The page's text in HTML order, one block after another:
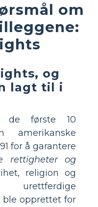
om
og
lagt til i
første 10
amerikanske
for å garantere
rettigheter og
religion og
urettferdige
opprettet for